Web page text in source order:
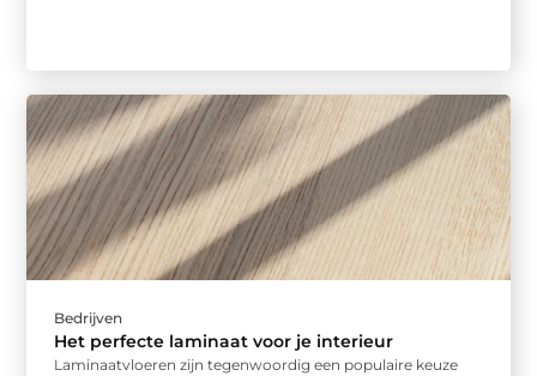
Bedrijven
Het perfecte laminaat voor je interieur
Laminaatvloeren zijn tegenwoordig een populaire keuze